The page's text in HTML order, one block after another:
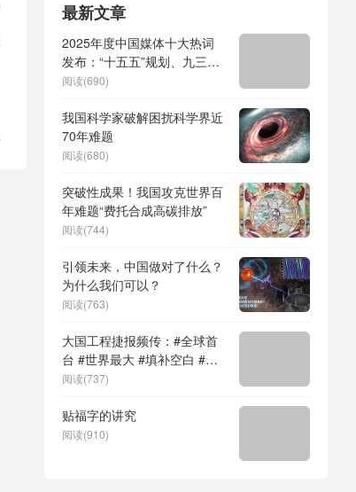
最新文章
2025年度中国媒体十大热词
发布：“十五五”规划、九三阅
兵、全球治理倡议、
形机器人、苏超、票根经济、
育儿补贴、科学素养、网络生
态治理
阅读(690)
我国科学家破解困扰科学界近
70年难题
阅读(680)
突破性成果！我国攻克世界百
年难题“费托合成高碳排放”
阅读(744)
引领未来，中国做对了什么？
为什么我们可以？
阅读(763)
大国工程捷报频传：#全球首
台 #世界最大 #填补空白 #突
破关键节点
阅读(737)
贴福字的讲究
阅读(910)